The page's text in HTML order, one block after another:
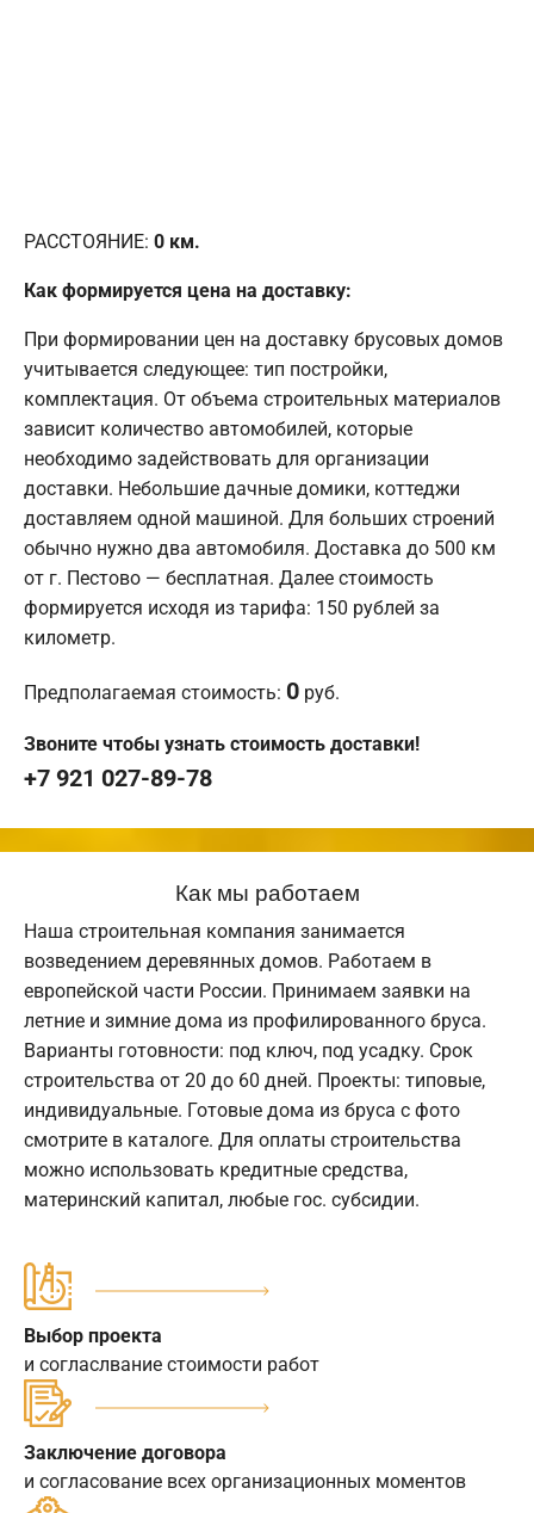
РАССТОЯНИЕ: 0 км.
Как формируется цена на доставку:
При формировании цен на доставку брусовых домов
учитывается следующее: тип постройки,
комплектация. От объема строительных материалов
зависит количество автомобилей, которые
необходимо задействовать для организации
доставки. Небольшие дачные домики, коттеджи
доставляем одной машиной. Для больших строений
обычно нужно два автомобиля. Доставка до 500 км
от г. Пестово — бесплатная. Далее стоимость
формируется исходя из тарифа: 150 рублей за
километр.
Предполагаемая стоимость: 0 руб.
Звоните чтобы узнать стоимость доставки!
+7 921 027-89-78
Как мы работаем
Наша строительная компания занимается
возведением деревянных домов. Работаем в
европейской части России. Принимаем заявки на
летние и зимние дома из профилированного бруса.
Варианты готовности: под ключ, под усадку. Срок
строительства от 20 до 60 дней. Проекты: типовые,
индивидуальные. Готовые дома из бруса с фото
смотрите в каталоге. Для оплаты строительства
можно использовать кредитные средства,
материнский капитал, любые гос. субсидии.
Выбор проекта
и согласлвание стоимости работ
Заключение договора
и согласование всех организационных моментов